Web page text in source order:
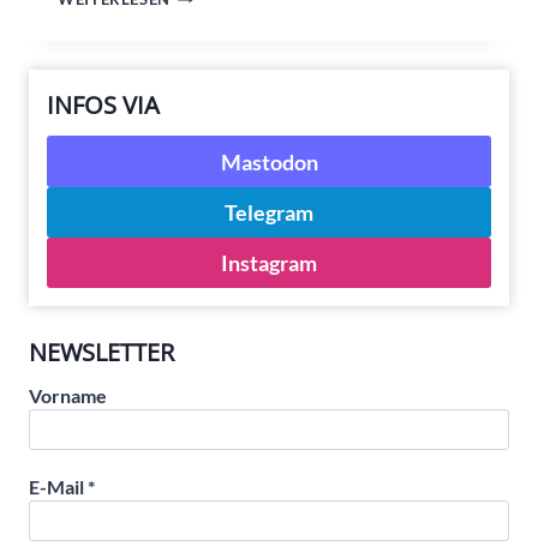
JANUAR
INFOS VIA
Mastodon
Telegram
Instagram
NEWSLETTER
Vorname
E-Mail*